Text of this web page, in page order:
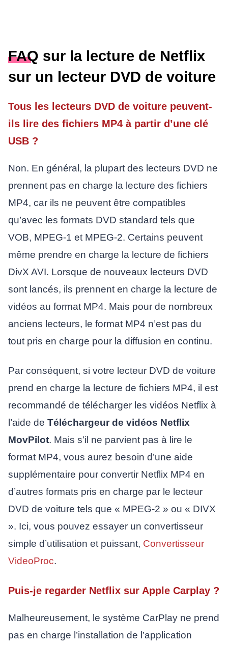
FAQ sur la lecture de Netflix
sur un lecteur DVD de voiture
Tous les lecteurs DVD de voiture peuvent-
ils lire des fichiers MP4 à partir d’une clé
USB ?
Non. En général, la plupart des lecteurs DVD ne
prennent pas en charge la lecture des fichiers
MP4, car ils ne peuvent être compatibles
qu’avec les formats DVD standard tels que
VOB, MPEG-1 et MPEG-2. Certains peuvent
même prendre en charge la lecture de fichiers
DivX AVI. Lorsque de nouveaux lecteurs DVD
sont lancés, ils prennent en charge la lecture de
vidéos au format MP4. Mais pour de nombreux
anciens lecteurs, le format MP4 n’est pas du
tout pris en charge pour la diffusion en continu.
Par conséquent, si votre lecteur DVD de voiture
prend en charge la lecture de fichiers MP4, il est
recommandé de télécharger les vidéos Netflix à
l’aide de Téléchargeur de vidéos Netflix
MovPilot. Mais s’il ne parvient pas à lire le
format MP4, vous aurez besoin d’une aide
supplémentaire pour convertir Netflix MP4 en
d’autres formats pris en charge par le lecteur
DVD de voiture tels que « MPEG-2 » ou « DIVX
». Ici, vous pouvez essayer un convertisseur
simple d’utilisation et puissant, Convertisseur
VideoProc.
Puis-je regarder Netflix sur Apple Carplay ?
Malheureusement, le système CarPlay ne prend
pas en charge l’installation de l’application